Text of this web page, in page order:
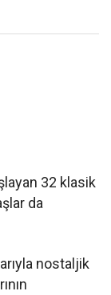
32 klasik
da
nostaljik